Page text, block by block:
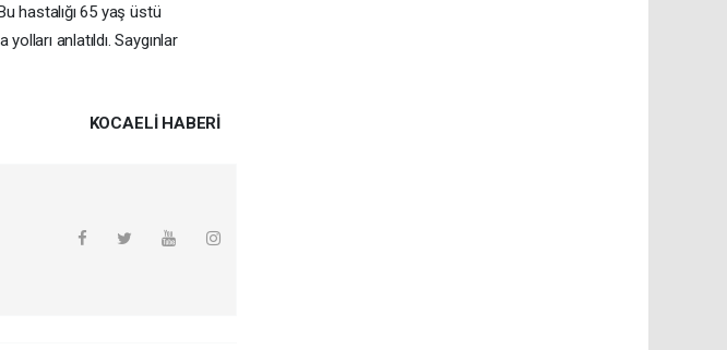
hastalığı 65 yaş üstü
anlatıldı. Saygınlar
KOCAELI HABERİ